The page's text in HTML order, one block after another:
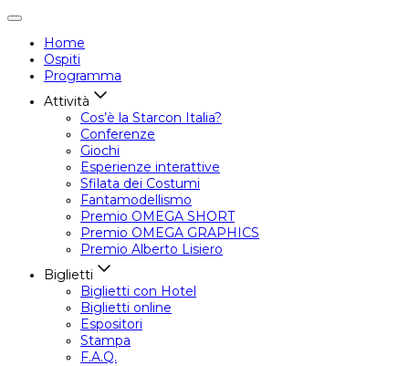
Attiva/disattiva
navigazione
Home
Ospiti
Programma
Attività
Cos’è la Starcon Italia?
Conferenze
Giochi
Esperienze interattive
Sfilata dei Costumi
Fantamodellismo
Premio OMEGA SHORT
Premio OMEGA GRAPHICS
Premio Alberto Lisiero
Biglietti
Biglietti con Hotel
Biglietti online
Espositori
Stampa
F.A.Q.